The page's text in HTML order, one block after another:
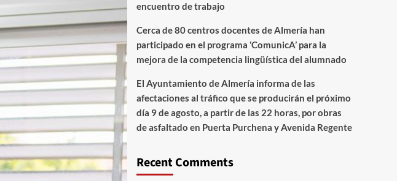
encuentro de trabajo
Cerca de 80 centros docentes de Almería han
participado en el programa ‘ComunicA’ para la
mejora de la competencia lingüística del alumnado
El Ayuntamiento de Almería informa de las
afectaciones al tráfico que se producirán el próximo
día 9 de agosto, a partir de las 22 horas, por obras
de asfaltado en Puerta Purchena y Avenida Regente
Recent Comments